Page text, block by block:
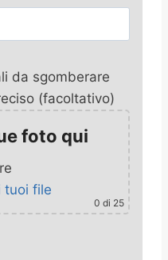
da sgomberare
(facoltativo)
foto qui
tuoi file
0 di 25